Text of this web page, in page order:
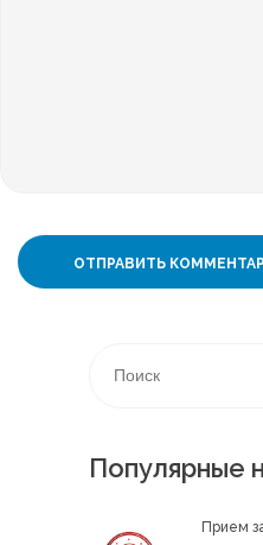
Популярные
Прием